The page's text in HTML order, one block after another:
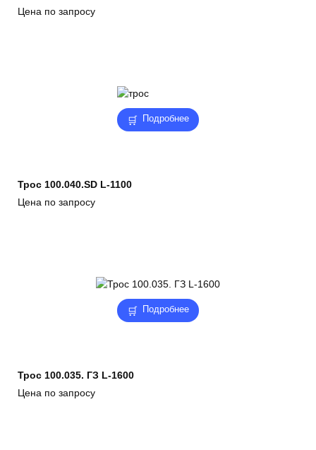
Цена по запросу
Подробнее
Трос 100.040.SD L-1100
Цена по запросу
Подробнее
Трос 100.035. ГЗ L-1600
Цена по запросу